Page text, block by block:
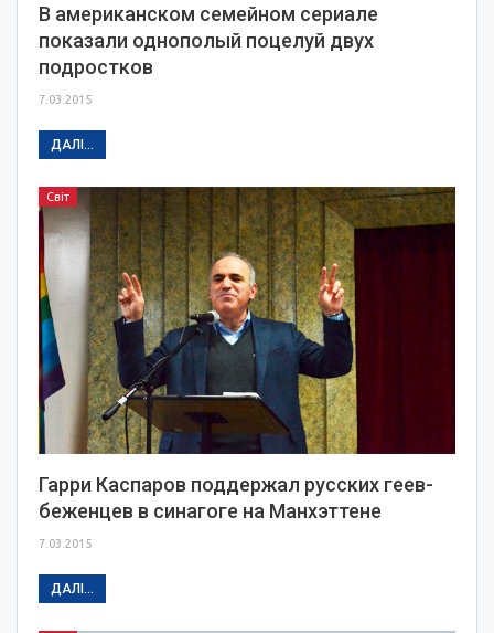
В американском семейном сериале
показали однополый поцелуй двух
подростков
7.03.2015
ДАЛІ...
Світ
Гарри Каспаров поддержал русских геев-
беженцев в синагоге на Манхэттене
7.03.2015
ДАЛІ...